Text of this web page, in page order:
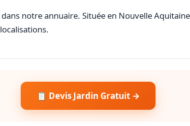
notre annuaire. Située en Nouvelle
📋 Devis Jardin Gratuit →